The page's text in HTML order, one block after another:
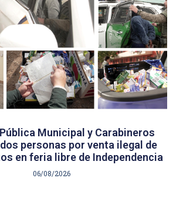
Municipal y Carabineros
personas por venta ilegal de
en feria libre de Independencia
06/08/2026